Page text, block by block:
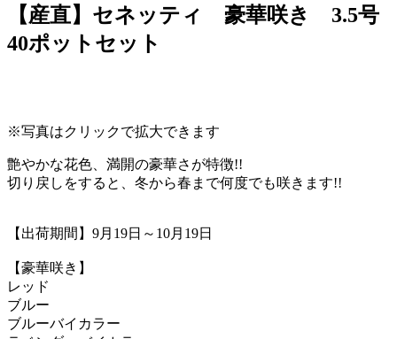
【産直】セネッティ 豪華咲き 3.5号
40ポットセット
※写真はクリックで拡大できます
艶やかな花色、満開の豪華さが特徴!!
切り戻しをすると、冬から春まで何度でも咲きます!!
【出荷期間】9月19日～10月19日
【豪華咲き】
レッド
ブルー
ブルーバイカラー